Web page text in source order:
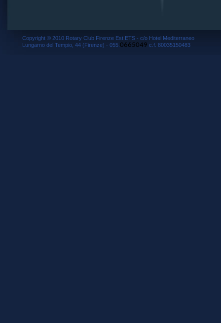
Copyright © 2010 Rotary Club Firenze Est ETS - c/o Hotel Mediterraneo
Lungarno del Tempio, 44 (Firenze) - 055. 0665049 c.f. 80035150483